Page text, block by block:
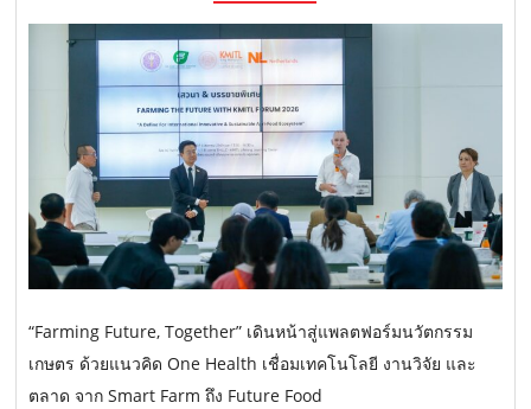
“Farming Future, Together” เดินหน้าสู่แพลตฟอร์มนวัตกรรม
เกษตร ด้วยแนวคิด One Health เชื่อมเทคโนโลยี งานวิจัย และ
ตลาด จาก Smart Farm ถึง Future Food